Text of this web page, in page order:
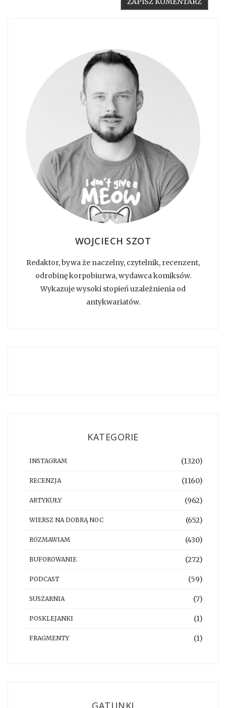
WOJCIECH SZOT
Redaktor, bywa że naczelny, czytelnik, recenzent,
odrobinę korpobiurwa, wydawca komiksów.
Wykazuje wysoki stopień uzależnienia od
antykwariatów.
KATEGORIE
INSTAGRAM (1320)
RECENZJA (1160)
ARTYKUŁY (962)
WIERSZ NA DOBRĄ NOC (652)
ROZMAWIAM (430)
BUFOROWANIE (272)
PODCAST (59)
SUSZARNIA (7)
POSKLEJANKI (1)
FRAGMENTY (1)